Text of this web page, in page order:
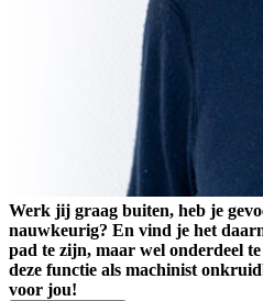
Werk jij graag buiten, heb je
nauwkeurig? En vind je het
pad te zijn, maar wel onderdeel
deze functie als machinist
voor jou!